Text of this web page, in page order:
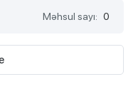
Məhsul sayı: 0